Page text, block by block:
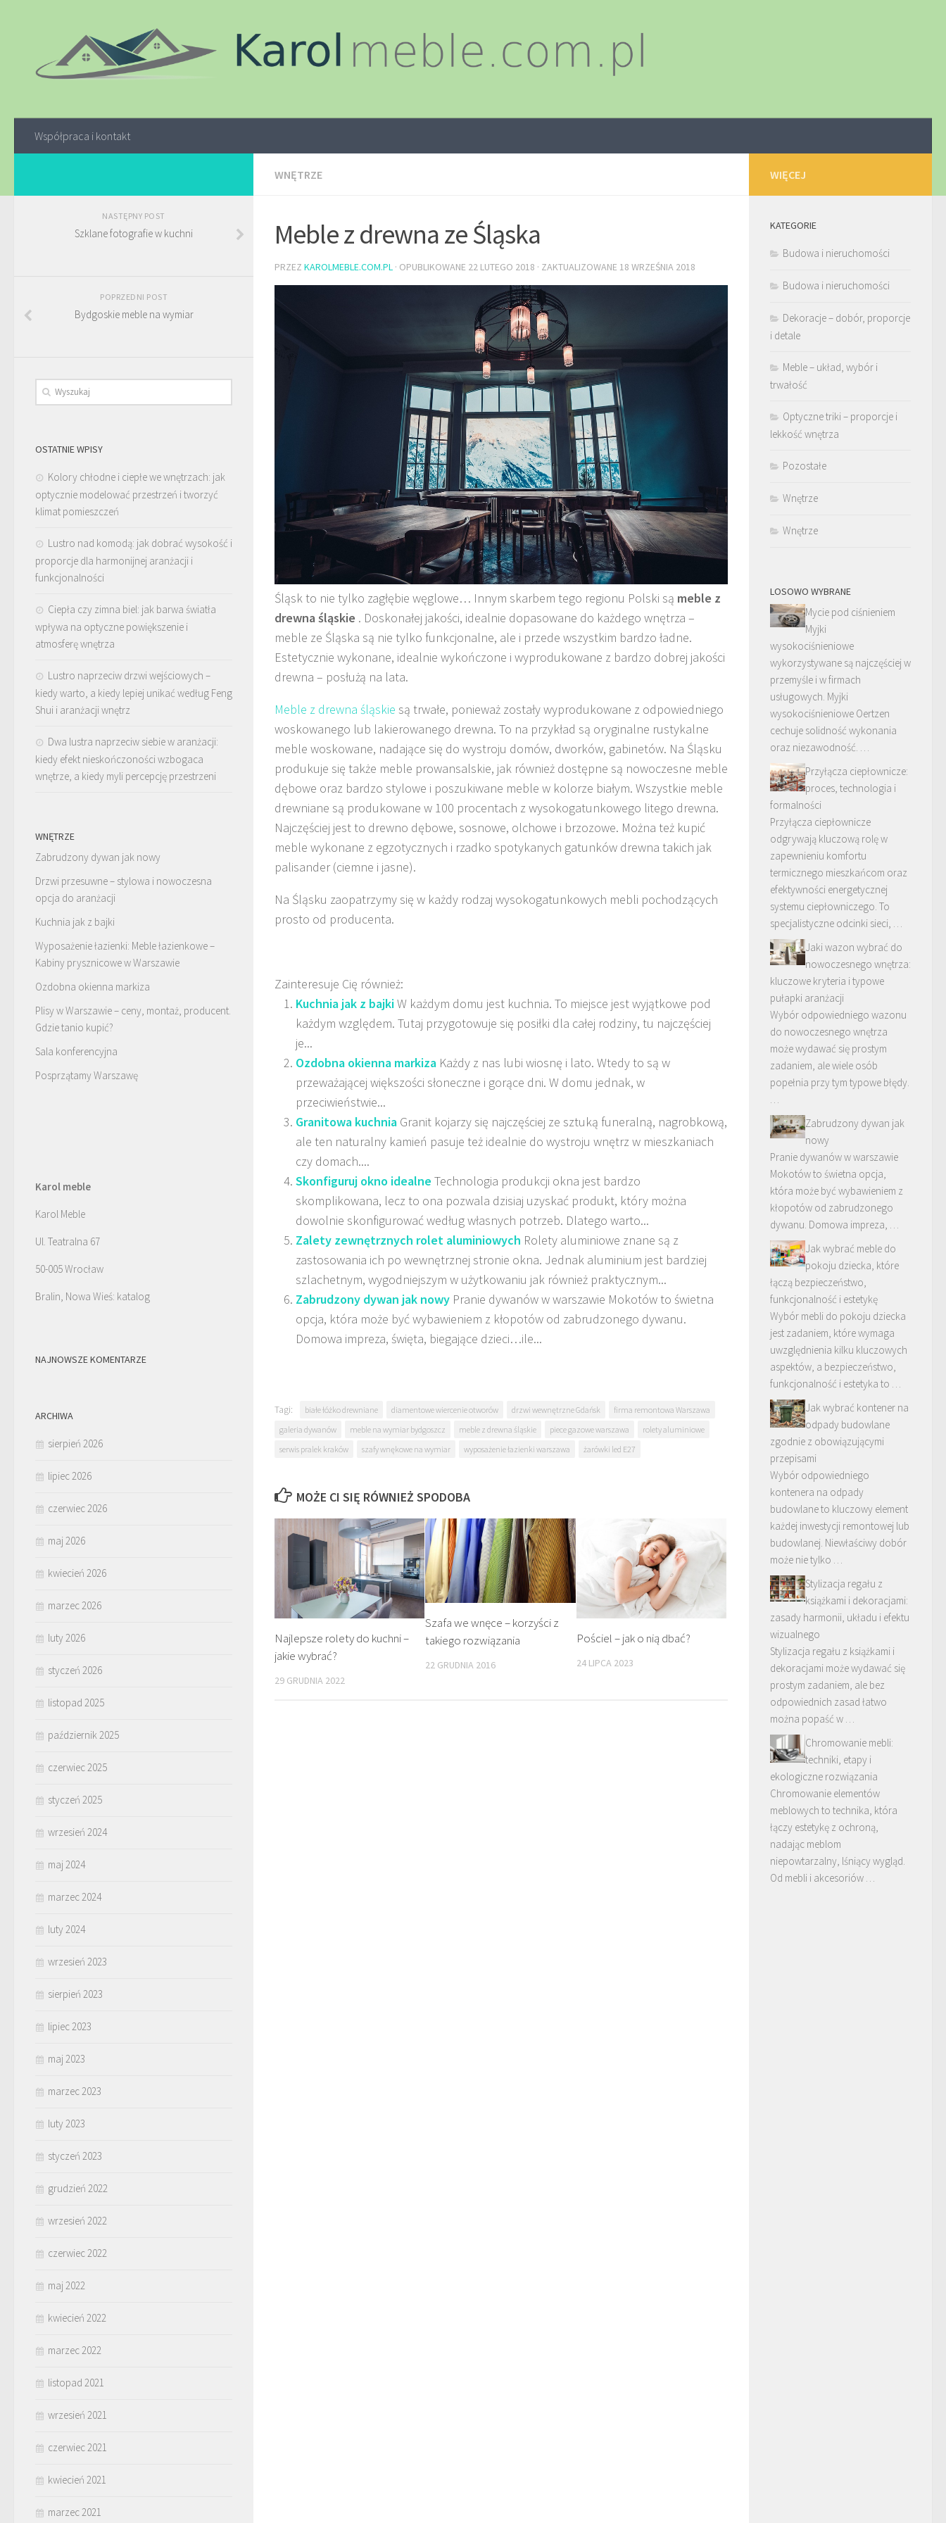
Współpraca i kontakt
WNĘTRZE
Meble z drewna ze Śląska
PRZEZ KAROLMEBLE.COM.PL · OPUBLIKOWANE 22 LUTEGO 2018 · ZAKTUALIZOWANE 18 WRZEŚNIA 2018
Śląsk to nie tylko zagłębie węglowe… Innym skarbem tego regionu Polski są meble z
drewna śląskie . Doskonałej jakości, idealnie dopasowane do każdego wnętrza –
meble ze Śląska są nie tylko funkcjonalne, ale i przede wszystkim bardzo ładne.
Estetycznie wykonane, idealnie wykończone i wyprodukowane z bardzo dobrej jakości
drewna – posłużą na lata.
Meble z drewna śląskie są trwałe, ponieważ zostały wyprodukowane z odpowiedniego
woskowanego lub lakierowanego drewna. To na przykład są oryginalne rustykalne
meble woskowane, nadające się do wystroju domów, dworków, gabinetów. Na Śląsku
produkuje się także meble prowansalskie, jak również dostępne są nowoczesne meble
dębowe oraz bardzo stylowe i poszukiwane meble w kolorze białym. Wszystkie meble
drewniane są produkowane w 100 procentach z wysokogatunkowego litego drewna.
Najczęściej jest to drewno dębowe, sosnowe, olchowe i brzozowe. Można też kupić
meble wykonane z egzotycznych i rzadko spotykanych gatunków drewna takich jak
palisander (ciemne i jasne).
Na Śląsku zaopatrzymy się w każdy rodzaj wysokogatunkowych mebli pochodzących
prosto od producenta.
Zainteresuje Cię również:
Kuchnia jak z bajkiW każdym domu jest kuchnia. To miejsce jest wyjątkowe pod
każdym względem. Tutaj przygotowuje się posiłki dla całej rodziny, tu najczęściej
je...
Ozdobna okienna markiza Każdy z nas lubi wiosnę i lato. Wtedy to są w
przeważającej większości słoneczne i gorące dni. W domu jednak, w
przeciwieństwie...
Granitowa kuchnia Granit kojarzy się najczęściej ze sztuką funeralną, nagrobkową,
ale ten naturalny kamień pasuje też idealnie do wystroju wnętrz w mieszkaniach
czy domach....
Skonfiguruj okno idealne Technologia produkcji okna jest bardzo
skomplikowana, lecz to ona pozwala dzisiaj uzyskać produkt, który można
dowolnie skonfigurować według własnych potrzeb. Dlatego warto...
Zalety zewnętrznych rolet aluminiowych Rolety aluminiowe znane są z
zastosowania ich po wewnętrznej stronie okna. Jednak aluminium jest bardziej
szlachetnym, wygodniejszym w użytkowaniu jak również praktycznym...
Zabrudzony dywan jak nowy Pranie dywanów w warszawie Mokotów to świetna
opcja, która może być wybawieniem z kłopotów od zabrudzonego dywanu.
Domowa impreza, święta, biegające dzieci…ile...
Tagi: białe łóżko drewniane diamentowe wiercenie otworów drzwi wewnętrzne Gdańsk
firma remontowa Warszawa
galeria dywanów
meble na wymiar bydgoszcz meble z drewna śląskie piece gazowe warszawa
rolety aluminiowe
serwis pralek kraków
szafy wnękowe na wymiar wyposażenie łazienki warszawa żarówki led E27
MOŻE CI SIĘ RÓWNIEŻ SPODOBA
Najlepsze rolety do kuchni –
jakie wybrać?
29 GRUDNIA 2022
Szafa we wnęce – korzyści z
takiego rozwiązania
22 GRUDNIA 2016
Pościel – jak o nią dbać?
24 LIPCA 2023
NASTĘPNY POST
Szklane fotografie w kuchni
POPRZEDNI POST
Bydgoskie meble na wymiar
OSTATNIE WPISY
Kolory chłodne i ciepłe we wnętrzach: jak
optycznie modelować przestrzeń i tworzyć
klimat pomieszczeń
Lustro nad komodą: jak dobrać wysokość i
proporcje dla harmonijnej aranżacji i
funkcjonalności
Ciepła czy zimna biel: jak barwa światła
wpływa na optyczne powiększenie i
atmosferę wnętrza
Lustro naprzeciw drzwi wejściowych –
kiedy warto, a kiedy lepiej unikać według Feng
Shui i aranżacji wnętrz
Dwa lustra naprzeciw siebie w aranżacji:
kiedy efekt nieskończoności wzbogaca
wnętrze, a kiedy myli percepcję przestrzeni
WNĘTRZE
Zabrudzony dywan jak nowy
Drzwi przesuwne – stylowa i nowoczesna
opcja do aranżacji
Kuchnia jak z bajki
Wyposażenie łazienki: Meble łazienkowe –
Kabiny prysznicowe w Warszawie
Ozdobna okienna markiza
Plisy w Warszawie – ceny, montaż, producent.
Gdzie tanio kupić?
Sala konferencyjna
Posprzątamy Warszawę
Karol meble
Karol Meble
Ul. Teatralna 67
50-005 Wrocław
Bralin, Nowa Wieś: katalog
NAJNOWSZE KOMENTARZE
ARCHIWA
sierpień 2026
lipiec 2026
czerwiec 2026
maj 2026
kwiecień 2026
marzec 2026
luty 2026
styczeń 2026
listopad 2025
październik 2025
czerwiec 2025
styczeń 2025
wrzesień 2024
maj 2024
marzec 2024
luty 2024
wrzesień 2023
sierpień 2023
lipiec 2023
maj 2023
marzec 2023
luty 2023
styczeń 2023
grudzień 2022
wrzesień 2022
czerwiec 2022
maj 2022
kwiecień 2022
marzec 2022
listopad 2021
wrzesień 2021
czerwiec 2021
kwiecień 2021
marzec 2021
WIĘCEJ
KATEGORIE
Budowa i nieruchomości
Budowa i nieruchomości
Dekoracje – dobór, proporcje
i detale
Meble – układ, wybór i
trwałość
Optyczne triki – proporcje i
lekkość wnętrza
Pozostałe
Wnętrze
Wnętrze
LOSOWO WYBRANE
Mycie pod ciśnieniem
Myjki
wysokociśnieniowe
wykorzystywane są najczęściej w
przemyśle i w firmach
usługowych. Myjki
wysokociśnieniowe Oertzen
cechuje solidność wykonania
oraz niezawodność. …
Przyłącza ciepłownicze:
proces, technologia i
formalności
Przyłącza ciepłownicze
odgrywają kluczową rolę w
zapewnieniu komfortu
termicznego mieszkańcom oraz
efektywności energetycznej
systemu ciepłowniczego. To
specjalistyczne odcinki sieci, …
Jaki wazon wybrać do
nowoczesnego wnętrza:
kluczowe kryteria i typowe
pułapki aranżacji
Wybór odpowiedniego wazonu
do nowoczesnego wnętrza
może wydawać się prostym
zadaniem, ale wiele osób
popełnia przy tym typowe błędy.
…
Zabrudzony dywan jak
nowy
Pranie dywanów w warszawie
Mokotów to świetna opcja,
która może być wybawieniem z
kłopotów od zabrudzonego
dywanu. Domowa impreza, …
Jak wybrać meble do
pokoju dziecka, które
łączą bezpieczeństwo,
funkcjonalność i estetykę
Wybór mebli do pokoju dziecka
jest zadaniem, które wymaga
uwzględnienia kilku kluczowych
aspektów, a bezpieczeństwo,
funkcjonalność i estetyka to …
Jak wybrać kontener na
odpady budowlane
zgodnie z obowiązującymi
przepisami
Wybór odpowiedniego
kontenera na odpady
budowlane to kluczowy element
każdej inwestycji remontowej lub
budowlanej. Niewłaściwy dobór
może nie tylko …
Stylizacja regału z
książkami i dekoracjami:
zasady harmonii, układu i efektu
wizualnego
Stylizacja regału z książkami i
dekoracjami może wydawać się
prostym zadaniem, ale bez
odpowiednich zasad łatwo
można popaść w …
Chromowanie mebli:
techniki, etapy i
ekologiczne rozwiązania
Chromowanie elementów
meblowych to technika, która
łączy estetykę z ochroną,
nadając meblom
niepowtarzalny, lśniący wygląd.
Od mebli i akcesoriów …